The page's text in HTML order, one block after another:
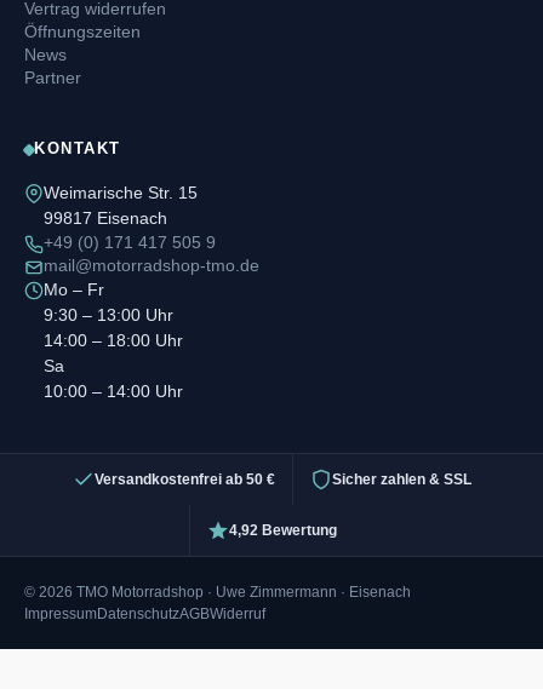
Vertrag widerrufen
Öffnungszeiten
News
Partner
KONTAKT
Weimarische Str. 15
99817 Eisenach
+49 (0) 171 417 505 9
mail@motorradshop-tmo.de
Mo – Fr
9:30 – 13:00 Uhr
14:00 – 18:00 Uhr
Sa
10:00 – 14:00 Uhr
Versandkostenfrei ab 50 € Sicher zahlen & SSL
4,92 Bewertung
© 2026 TMO Motorradshop · Uwe Zimmermann · Eisenach
ImpressumDatenschutzAGBWiderruf